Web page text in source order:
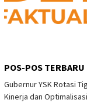
POS-POS TERBARU
Gubernur YSK Rotasi
Kinerja dan